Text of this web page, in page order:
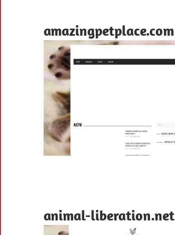
amazingpetplace.com
animal-liberation.net